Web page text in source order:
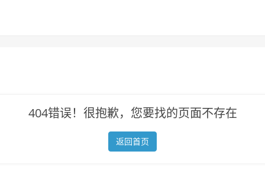
404错误！很抱歉，您要找的页面不存在
返回首页